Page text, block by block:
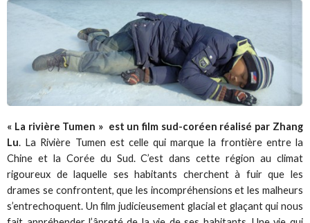
« La rivière Tumen » est un film sud-coréen réalisé par Zhang
Lu. La Rivière Tumen est celle qui marque la frontière entre la
Chine et la Corée du Sud. C’est dans cette région au climat
rigoureux de laquelle ses habitants cherchent à fuir que les
drames se confrontent, que les incompréhensions et les malheurs
s’entrechoquent. Un film judicieusement glacial et glaçant qui nous